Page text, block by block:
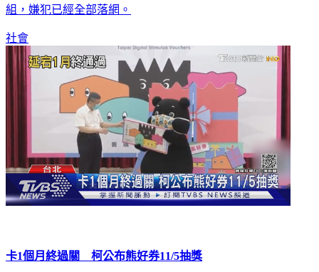
組，嫌犯已經全部落網。
社會
卡1個月終過關 柯公布熊好券11/5抽獎